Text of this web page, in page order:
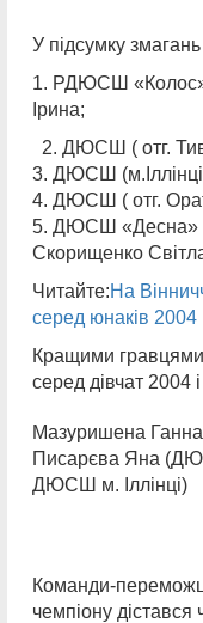
У підсумку
1. РДЮСШ «Колос»
Ірина;
2. ДЮСШ ( отг.
3. ДЮСШ
4. ДЮСШ ( отг.
5. ДЮСШ «Десна» (
Скорищенко
Читайте:На
серед юнаків 2004
Кращими гравцями
серед дівчат 2004
Мазуришена
Писарєва Яна
ДЮСШ м. Іллінці)
Команди-
чемпіону дістався